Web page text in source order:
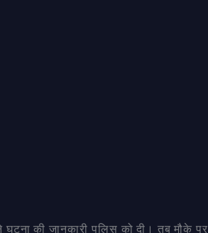
की जानकारी पुलिस को दी। तब मौके पर